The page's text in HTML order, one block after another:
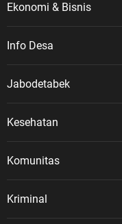
Ekonomi & Bisnis
Info Desa
Jabodetabek
Kesehatan
Komunitas
Kriminal